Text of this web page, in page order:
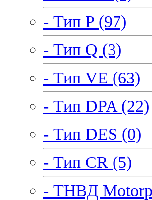
- Тип P (97)
- Тип Q (3)
- Тип VE (63)
- Тип DPA (22)
- Тип DES (0)
- Тип CR (5)
- ТНВД